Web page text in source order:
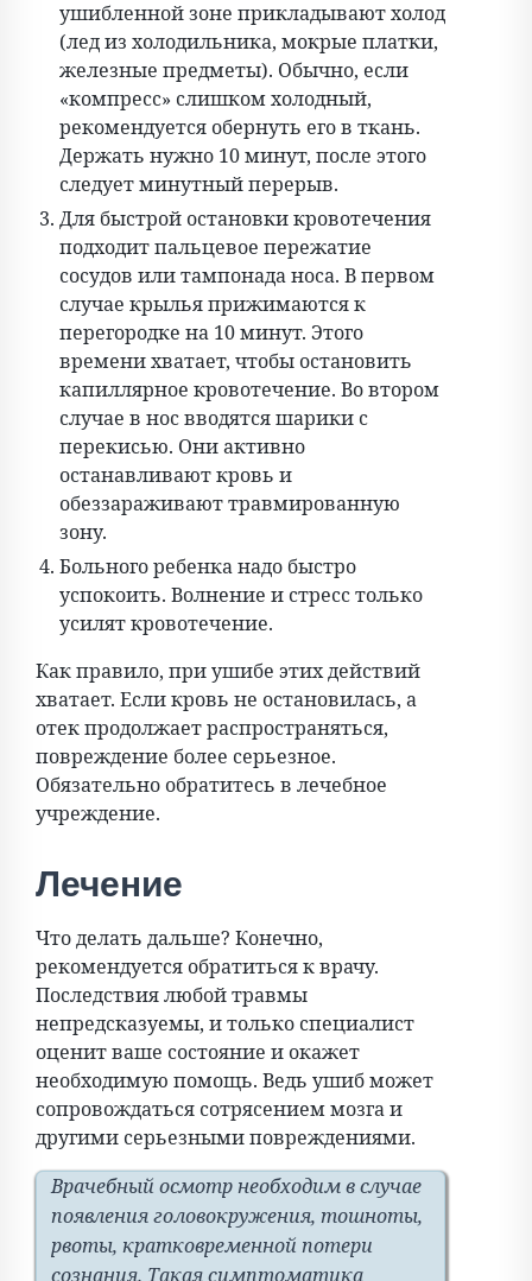
ушибленной зоне прикладывают холод
(лед из холодильника, мокрые платки,
железные предметы). Обычно, если
«компресс» слишком холодный,
рекомендуется обернуть его в ткань.
Держать нужно 10 минут, после этого
следует минутный перерыв.
Для быстрой остановки кровотечения
подходит пальцевое пережатие
сосудов или тампонада носа. В первом
случае крылья прижимаются к
перегородке на 10 минут. Этого
времени хватает, чтобы остановить
капиллярное кровотечение. Во втором
случае в нос вводятся шарики с
перекисью. Они активно
останавливают кровь и
обеззараживают травмированную
зону.
Больного ребенка надо быстро
успокоить. Волнение и стресс только
усилят кровотечение.
Как правило, при ушибе этих действий
хватает. Если кровь не остановилась, а
отек продолжает распространяться,
повреждение более серьезное.
Обязательно обратитесь в лечебное
учреждение.
Лечение
Что делать дальше? Конечно,
рекомендуется обратиться к врачу.
Последствия любой травмы
непредсказуемы, и только специалист
оценит ваше состояние и окажет
необходимую помощь. Ведь ушиб может
сопровождаться сотрясением мозга и
другими серьезными повреждениями.
Врачебный осмотр необходим в случае
появления головокружения, тошноты,
рвоты, кратковременной потери
сознания. Такая симптоматика